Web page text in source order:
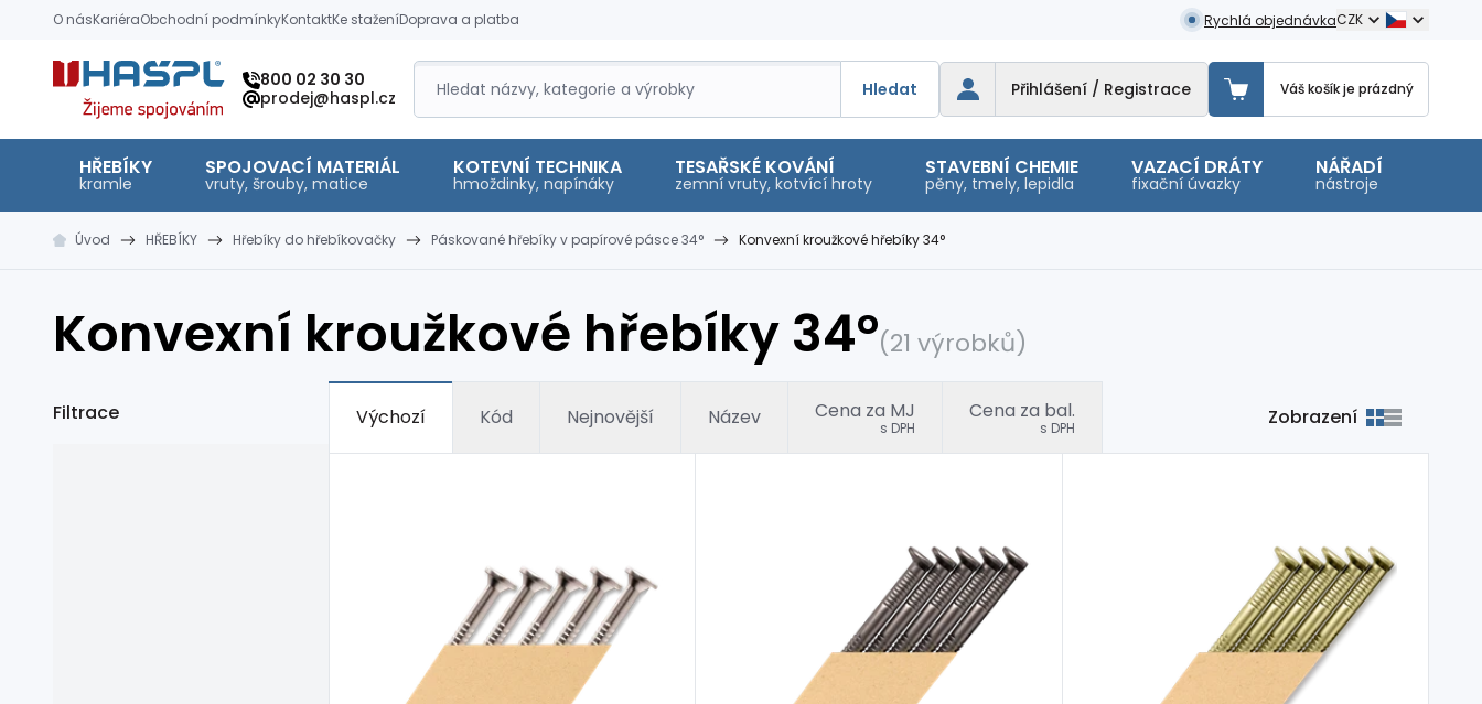
O násKariéraObchodní podmínkyKontaktKe staženíDoprava a platba Rychlá objednávkaCZK
Hašpl
800 02 30 30
prodej@haspl.cz
Hledat Přihlášení / Registrace Váš košík je prázdný
HŘEBÍKY
kramle
SPOJOVACÍ MATERIÁL
vruty, šrouby, matice
KOTEVNÍ TECHNIKA
hmoždinky, napínáky
TESAŘSKÉ KOVÁNÍ
zemní vruty, kotvící hroty
STAVEBNÍ CHEMIE
pěny, tmely, lepidla
VAZACÍ DRÁTY
fixační úvazky
NÁŘADÍ
nástroje
Úvod HŘEBÍKY Hřebíky do hřebíkovačky Páskované hřebíky v papírové pásce 34° Konvexní kroužkové hřebíky 34°
Konvexní kroužkové hřebíky 34°(21 výrobků)
Filtrace Výchozí Kód Nejnovější Název Cena za MJ
s DPH
Cena za bal.
s DPH Zobrazení